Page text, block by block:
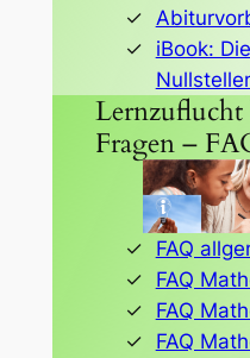
iBook:
Lernzuflucht
Fragen –
FAQ
FAQ
FAQ
FAQ